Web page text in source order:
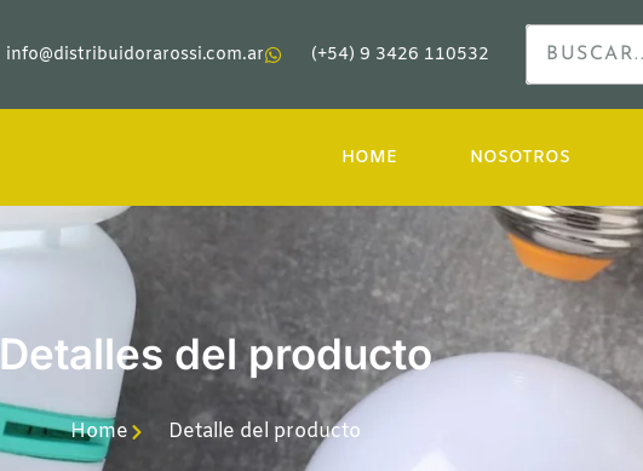
info@distribuidorarossi.com.ar (+54) 9 3426 110532
HOME NOSOTROS
Detalles del producto
Home Detalle del producto